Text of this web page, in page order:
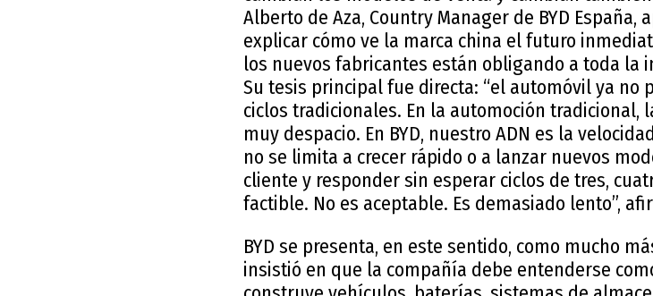
Alberto de Aza, Country Manager de BYD
explicar cómo ve la marca china el futuro
los nuevos fabricantes están obligando a toda la
Su tesis principal fue directa: “el automóvil ya no
ciclos tradicionales. En la automoción tradicional,
muy despacio. En BYD, nuestro ADN es la
no se limita a crecer rápido o a lanzar nuevos
cliente y responder sin esperar ciclos de tres,
factible. No es aceptable. Es demasiado lento”,
BYD se presenta, en este sentido, como mucho
insistió en que la compañía debe entenderse